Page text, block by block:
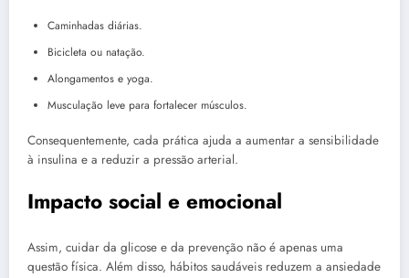
Caminhadas diárias.
Bicicleta ou natação.
Alongamentos e yoga.
Musculação leve para fortalecer músculos.
Consequentemente, cada prática ajuda a aumentar a sensibilidade
à insulina e a reduzir a pressão arterial.
Impacto social e emocional
Assim, cuidar da glicose e da prevenção não é apenas uma
questão física. Além disso, hábitos saudáveis reduzem a ansiedade